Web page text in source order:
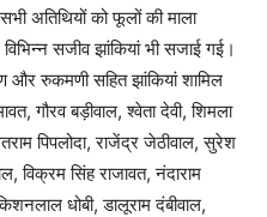
अतिथियों को फूलों की माला
सजीव झांकियां भी सजाई गई।
और रुकमणी सहित झांकियां शामिल
गौरव बड़ीवाल, श्वेता देवी, शिमला
पिपलोदा, राजेंद्र जेठीवाल, सुरेश
विक्रम सिंह राजावत, नंदाराम
धोबी, डालूराम दंबीवाल,